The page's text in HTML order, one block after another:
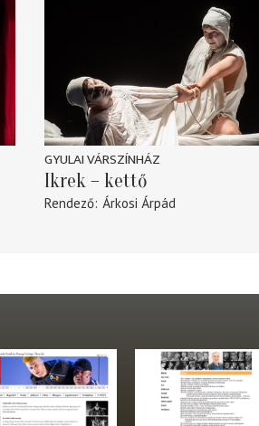
GYULAI VÁRSZÍNHÁZ
Ikrek – kettő
Rendező Árkosi Árpád